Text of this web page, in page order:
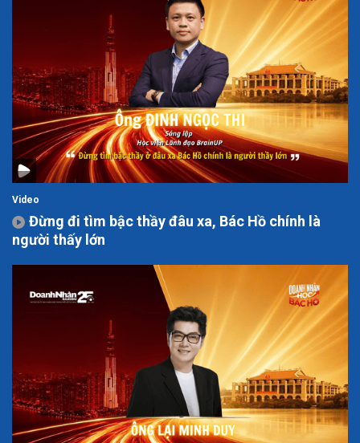
Video
Đừng đi tìm bậc thầy đâu xa, Bác Hồ chính là
người thấy lớn